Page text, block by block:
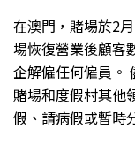
在澳門，賭場於2
場恢復營業後顧客
企解僱任何僱員。
賭場和度假村其他
假、請病假或暫時